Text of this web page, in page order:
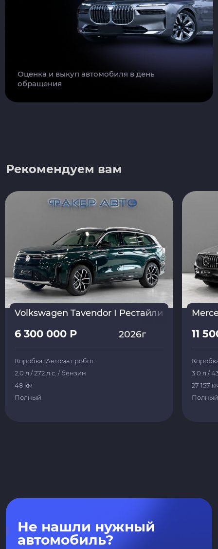
Оценка и выкуп автомобиля в день
обращения
Рекомендуем вам
Volkswagen Tavendor I Рестайлинг 2026
6 300 000 Р 2026г
Коробка: Автомат робот
2.0 л / 272 л.с. / бензин
48 км
Полный
11
3.0 л /
27 157
Полный
Не нашли нужный
автомобиль?